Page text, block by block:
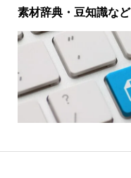
素材辞典・豆知識など